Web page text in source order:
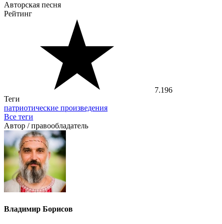
Авторская песня
Рейтинг
7.196
Теги
патриотические произведения
Все теги
Автор / правообладатель
Владимир Борисов